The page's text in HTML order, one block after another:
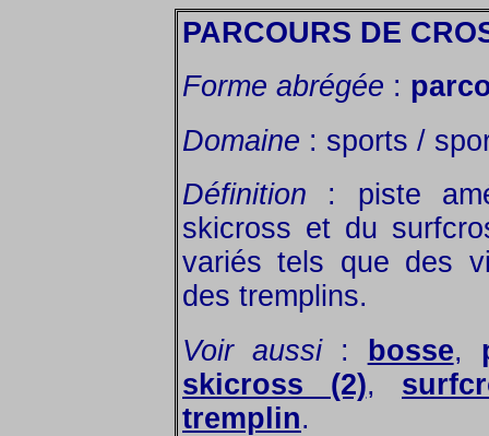
PARCOURS DE
Forme abrégée :
Domaine : sports /
Définition : piste
skicross et du
variés tels que des
des tremplins.
Voir aussi: bosse,
skicross (2),
tremplin.